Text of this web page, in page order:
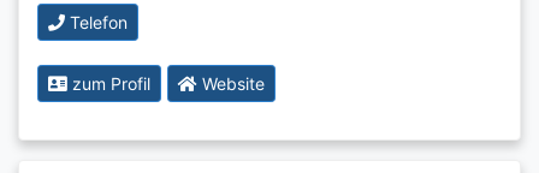
Telefon
zum Profil Website